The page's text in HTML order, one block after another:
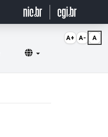
Selecionar idioma
A+ A- A